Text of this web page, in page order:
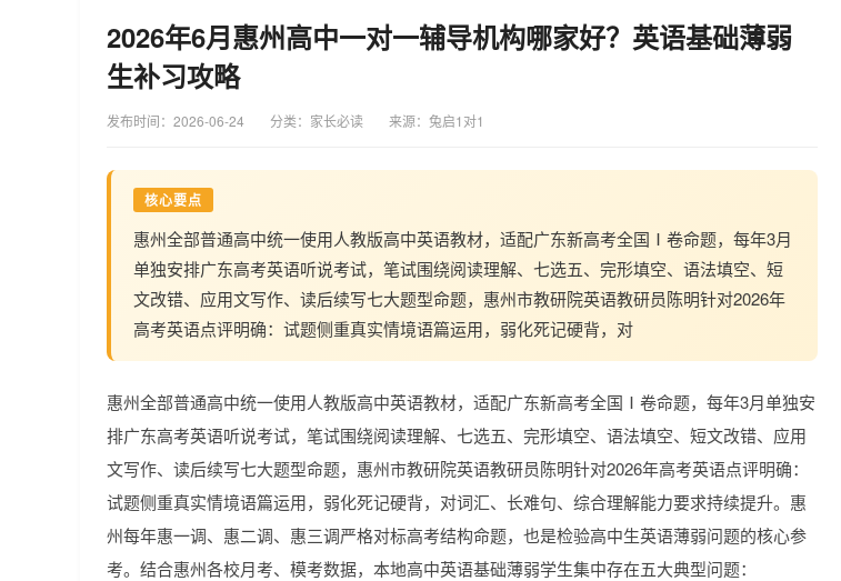
2026年6月惠州高中一对一辅导机构哪家好？英语基础薄弱
生补习攻略
发布时间： 2026-06-24 分类：家长必读 来源：兔启1对1
核心要点
惠州全部普通高中统一使用人教版高中英语教材，适配广东新高考全国Ⅰ卷命题，每年3月
单独安排广东高考英语听说考试，笔试围绕阅读理解、七选五、完形填空、语法填空、短
文改错、应用文写作、读后续写七大题型命题，惠州市教研院英语教研员陈明针对2026年
高考英语点评明确：试题侧重真实情境语篇运用，弱化死记硬背，对
惠州全部普通高中统一使用人教版高中英语教材，适配广东新高考全国Ⅰ卷命题，每年3月单独安
排广东高考英语听说考试，笔试围绕阅读理解、七选五、完形填空、语法填空、短文改错、应用
文写作、读后续写七大题型命题，惠州市教研院英语教研员陈明针对2026年高考英语点评明确：
试题侧重真实情境语篇运用，弱化死记硬背，对词汇、长难句、综合理解能力要求持续提升。惠
州每年惠一调、惠二调、惠三调严格对标高考结构命题，也是检验高中生英语薄弱问题的核心参
考。结合惠州各校月考、模考数据，本地高中英语基础薄弱学生集中存在五大典型问题：